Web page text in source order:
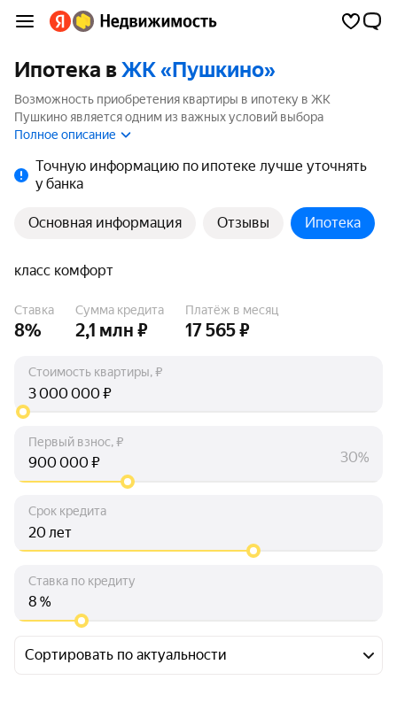
Ипотека вЖК «Пушкино»
Возможность приобретения квартиры в ипотеку в ЖК
Пушкино является одним из важных условий выбора
квартиры. На странице мы собрали программы кредитования
Полное описание
Точную информацию по ипотеке лучше уточнять
у банка
Основная информация Отзывы Ипотека
класс комфорт
Ставка
8%
Сумма кредита
2,1 млн ₽
Платёж в месяц
17 565 ₽
Стоимость квартиры, ₽
₽
Первый взнос, ₽
₽ 30%
Срок кредита
лет
Ставка по кредиту
%
Сортировать по актуальности